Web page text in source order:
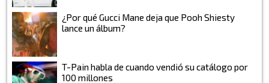
¿Por qué Gucci Mane deja que Pooh Shiesty
lance un álbum?
T-Pain habla de cuando vendió su catálogo por
100 millones